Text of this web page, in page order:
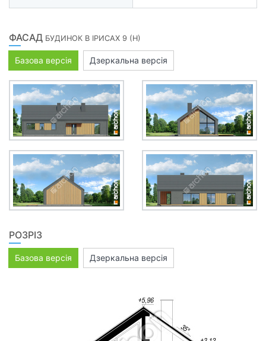
ФАСАД БУДИНОК В ІРИСАХ 9 (Н)
Базова версія Дзеркальна версія
РОЗРІЗ
Базова версія Дзеркальна версія